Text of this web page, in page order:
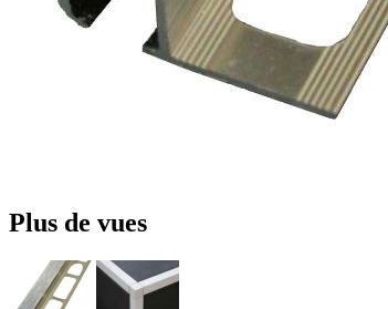
Plus de vues